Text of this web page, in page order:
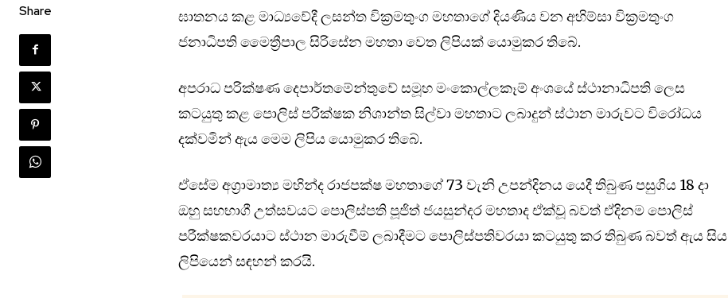
Share
ඝාතනය කළ මාධ්‍යවේදී ලසන්ත වික්‍රමතුංග මහතා‌ගේ දියණිය වන අහිම්සා වික්‍රමතුංග
ජනාධිපති මෛත්‍රීපාල සිරිසේන මහතා වෙත ලිපියක් යොමුකර තිබේ.
අපරාධ පරික්ෂණ දෙපාර්තමේන්තුවේ සමූහ මංකොල්ලකෑම් අංශයේ ස්ථානාධිපති ලෙස
කටයුතු කළ පොලිස් පරීක්ෂක නිශාන්ත සිල්වා මහතාට ලබාදුන් ස්ථාන මාරුවට විරෝධය
දක්වමින් ඇය මෙම ලිපිය යොමුකර තිබේ.
ඒසේම අග්‍රාමාත්‍ය මහින්ද රාජපක්ෂ මහතාගේ 73 වැනි උපන්දිනය යෙදී තිබුණ පසුගිය 18 දා
ඔහු සහභාගී උත්සවයට පොලිස්පති පූජිත් ජයසුන්දර මහතාද ඒක්වූ බවත් ඒදිනම පොලිස්
පරීක්ෂකවරයාට ස්ථාන මාරුවීම් ලබාදීමට පොලිස්පතිවරයා කටයුතු කර තිබුණ බවත් ඇය සිය
ලිපියෙන් සඳහන් කරයි.